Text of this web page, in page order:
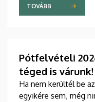
TOVÁBB
Pótfelvételi
téged is várunk!
Ha nem kerültél be
egyikére sem, még